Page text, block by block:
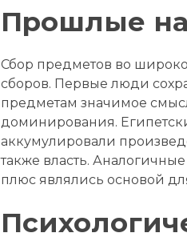
Прошлые
Сбор предметов во
сборов. Первые люди
предметам значимое
доминирования.
аккумулировали
также власть.
плюс являлись основой